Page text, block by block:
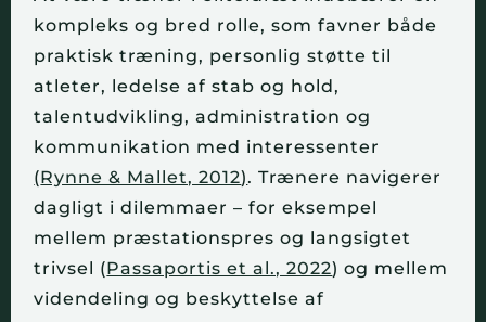
kompleks og bred rolle, som favner både
praktisk træning, personlig støtte til
atleter, ledelse af stab og hold,
talentudvikling, administration og
kommunikation med interessenter
(Rynne & Mallet, 2012). Trænere navigerer
dagligt i dilemmaer – for eksempel
mellem præstationspres og langsigtet
trivsel (Passaportis et al., 2022) og mellem
videndeling og beskyttelse af